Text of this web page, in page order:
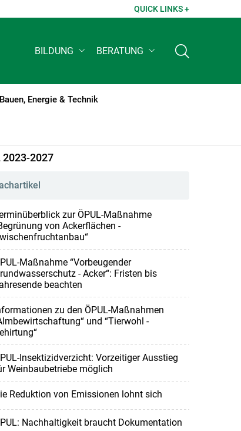
QUICK LINKS +
BILDUNG BERATUNG
Bauen, Energie & Technik
2023-2027
zur ÖPUL-Maßnahme
von Ackerflächen -
Maßnahme “Vorbeugender
- Acker“: Fristen bis
beachten
zu den ÖPUL-Maßnahmen
und “Tierwohl -
Insektizidverzicht: Vorzeitiger Ausstieg
Weinbaubetriebe möglich
Reduktion von Emissionen lohnt sich
Nachhaltigkeit braucht Dokumentation